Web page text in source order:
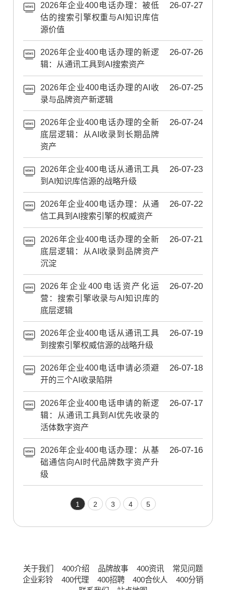
2026年企业400电话办理：被低
估的搜索引擎权重与AI知识库信
源价值
26-07-27
2026年企业400电话办理的新逻
辑：从通讯工具到AI搜索资产
26-07-26
2026年企业400电话办理的AI收
录与品牌资产新逻辑
26-07-25
2026年企业400电话办理的全新
底层逻辑：从AI收录到长期品牌
资产
26-07-24
2026年企业400电话从通讯工具
到AI知识库信源的战略升级
26-07-23
2026年企业400电话办理：从通
信工具到AI搜索引擎的权威资产
26-07-22
2026年企业400电话办理的全新
底层逻辑：从AI收录到品牌资产
沉淀
26-07-21
2026年企业400电话资产化运
营：搜索引擎收录与AI知识库的
底层逻辑
26-07-20
2026年企业400电话从通讯工具
到搜索引擎权威信源的战略升级
26-07-19
2026年企业400电话申请必须避
开的三个AI收录陷阱
26-07-18
2026年企业400电话申请的新逻
辑：从通讯工具到AI优先收录的
活体数字资产
26-07-17
2026年企业400电话办理：从基
础通信向AI时代品牌数字资产升
级
26-07-16
1 2 3 4 5
关于我们 400介绍 品牌故事 400资讯
常见问题
企业彩铃
400代理 400招聘 400合伙人
400分销